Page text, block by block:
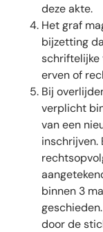
deze akte.
Het graf
bijzetting
schriftelijke
erven of
Bij
verplicht
van een
inschrijven.
binnen 3
door de